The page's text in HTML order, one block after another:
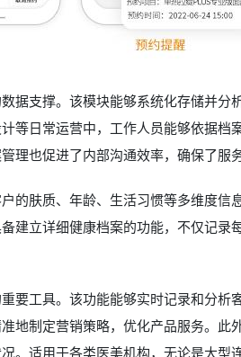
据支撑。该模块能够系统化存储并分
等日常运营中，工作人员能够依据档
也促进了内部沟通效率，确保了服
的肤质、年龄、生活习惯等多维度信
建立详细健康档案的功能，不仅记录
要工具。该功能能够实时记录和分析
地制定营销策略，优化产品服务。此
。适用于各类医美机构，无论是大型